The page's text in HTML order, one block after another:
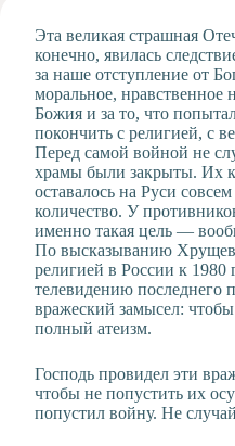
студия
Музыкальное
отделение
Психологическая
Служба
Тьюторская
служба
Эта великая страшная
конечно, явилась
за наше отступление от
моральное, нравственное
Божия и за то, что
покончить с религией, с
Перед самой войной не
храмы были закрыты. Их
оставалось на Руси
количество. У
именно такая цель —
По высказыванию
религией в России к 1980
телевидению последнего
вражеский замысел:
полный атеизм.
Господь провидел эти
чтобы не попустить их
попустил войну. Не